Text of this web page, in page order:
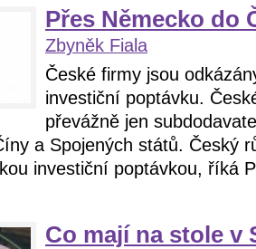
Přes Německo do
Zbyněk Fiala
České firmy jsou
investiční poptávku.
převážně jen
a Spojených států. Český
investiční poptávkou, říká
Co mají na stole v